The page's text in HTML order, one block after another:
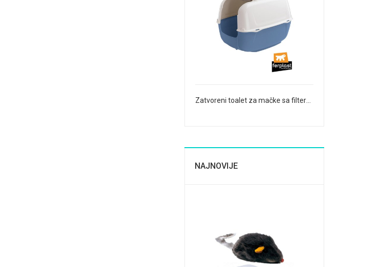
Zatvoreni toalet za mačke sa filterom Prima Cabrio
NAJNOVIJE